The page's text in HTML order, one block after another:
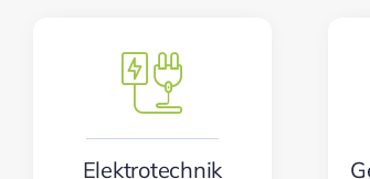
Elektrotechnik